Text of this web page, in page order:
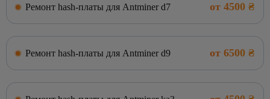
Ремонт hash-платы для Antminer d7 от 4500 ₴
Ремонт hash-платы для Antminer d9 от 6500 ₴